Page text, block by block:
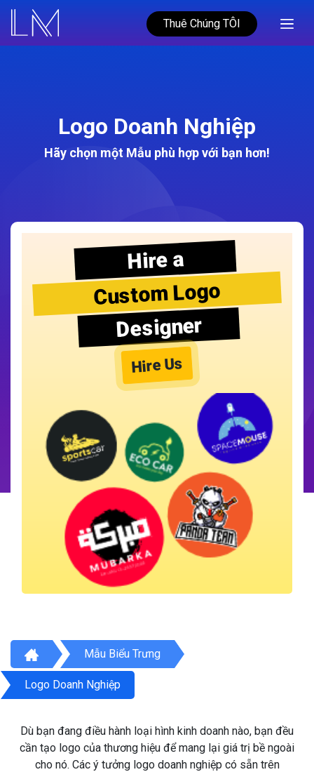
Thuê Chúng TÔI
Logo Doanh Nghiệp
Hãy chọn một Mẫu phù hợp với bạn hơn!
Hire a
Custom Logo
Designer
Hire Us
Mẫu Biểu Trưng
Logo Doanh Nghiệp
Dù bạn đang điều hành loại hình kinh doanh nào, bạn đều
cần tạo logo của thương hiệu để mang lại giá trị bề ngoài
cho nó. Các ý tưởng logo doanh nghiệp có sẵn trên